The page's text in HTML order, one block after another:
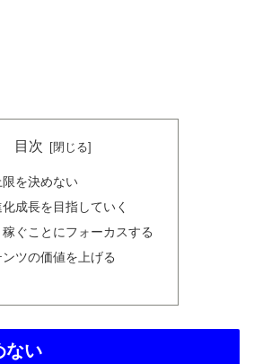
目次
を決めない
成長を目指していく
稼ぐことにフォーカスする
ンツの価値を上げる
ない